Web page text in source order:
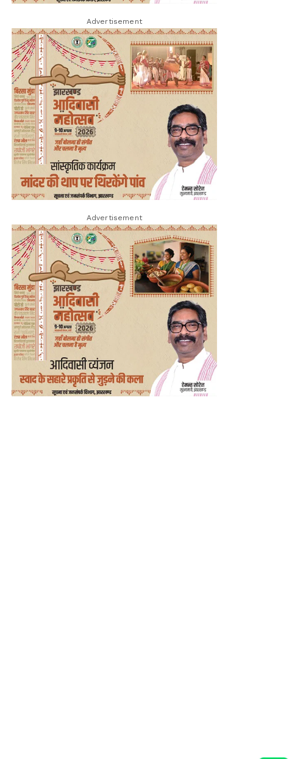
Advertisement
Advertisement